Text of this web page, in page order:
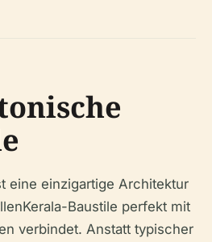
eine einzigartige Architektur
Baustile perfekt mit
verbindet. Anstatt typischer